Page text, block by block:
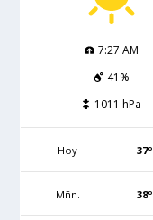
7:27 AM
41%
1011 hPa
Hoy
Mñn.